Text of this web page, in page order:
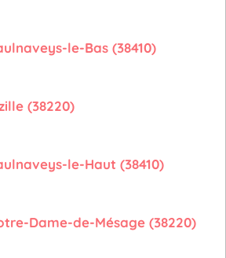
le-Bas (38410)
(38220)
le-Haut (38410)
Dame-de-Mésage (38220)